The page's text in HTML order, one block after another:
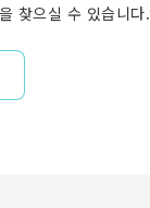
찾으실 수 있습니다.